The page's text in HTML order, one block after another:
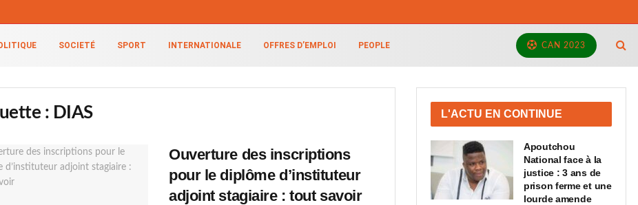
SOCIETÉ SPORT INTERNATIONALE OFFRES D’EMPLOI PEOPLE CAN 2023
: DIAS
Ouverture des inscriptions
pour le diplôme d’instituteur
adjoint stagiaire : tout savoir
L'ACTU EN CONTINUE
Apoutchou
National face à la
justice : 3 ans de
prison ferme et une
lourde amende